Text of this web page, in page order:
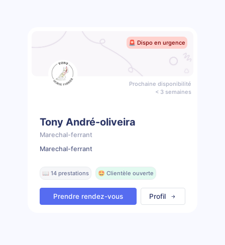
🚨 Dispo en urgence
Prochaine disponibilité
< 3 semaines
Tony André-oliveira
Marechal-ferrant
Marechal-ferrant
📖 14 prestations 🤩 Clientèle ouverte
Prendre rendez-vous Profil